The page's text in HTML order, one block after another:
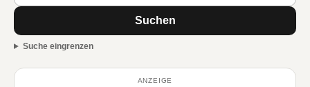
Suchen
Suche eingrenzen
ANZEIGE